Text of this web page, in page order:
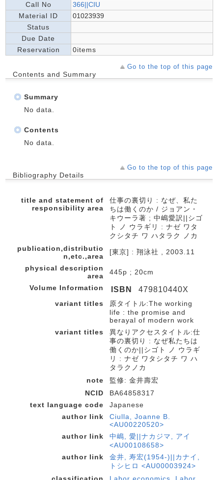
Call No
366||CIU
Material ID
01023939
Status
Due Date
Reservation
0items
Go to the top of this page
Contents and Summary
Summary
No data.
Contents
No data.
Go to the top of this page
Bibliography Details
title and statement of
responsibility area
仕事の裏切り : なぜ、私た
ちは働くのか / ジョアン・
キウーラ著 ; 中嶋愛訳||シゴ
ト ノ ウラギリ : ナゼ ワタ
クシタチ ワ ハタラク ノカ
publication,distributio
n,etc.,area
[東京] : 翔泳社 , 2003.11
physical description
area
445p ; 20cm
Volume Information
ISBN 479810440X
variant titles
原タイトル:The working
life : the promise and
berayal of modern work
variant titles
異なりアクセスタイトル:仕
事の裏切り : なぜ私たちは
働くのか||シゴト ノ ウラギ
リ : ナゼ ワタシタチ ワ ハ
タラクノカ
note
監修: 金井壽宏
NCID
BA64858317
text language code
Japanese
author link
Ciulla, Joanne B.
<AU00220520>
author link
中嶋, 愛||ナカジマ, アイ
<AU00108658>
author link
金井, 寿宏(1954-)||カナイ,
トシヒロ <AU00003924>